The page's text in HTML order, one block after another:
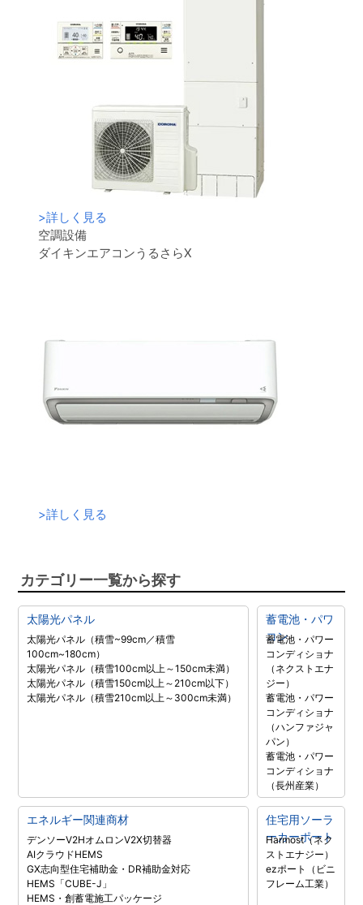
>詳しく見る
空調設備
ダイキンエアコンうるさらX
>詳しく見る
カテゴリー一覧から探す
太陽光パネル
太陽光パネル（積雪~99cm／積雪
100cm~180cm）
太陽光パネル（積雪100cm以上～150cm未満）
太陽光パネル（積雪150cm以上～210cm以下）
太陽光パネル（積雪210cm以上～300cm未満）
蓄電池・パワ
コン
蓄電池・パワー
コンディショナ
（ネクストエナ
ジー）
蓄電池・パワー
コンディショナ
（ハンファジャ
パン）
蓄電池・パワー
コンディショナ
（長州産業）
エネルギー関連商材
デンソーV2HオムロンV2X切替器
AIクラウドHEMS
GX志向型住宅補助金・DR補助金対応
HEMS「CUBE-J」
HEMS・創蓄電施工パッケージ
住宅用ソーラ
ーカーポート
Harmost（ネク
ストエナジー）
ezポート（ビニ
フレーム工業）